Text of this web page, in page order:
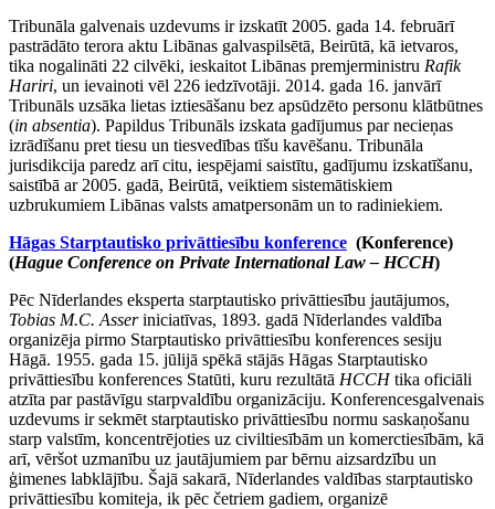
Tribunāla galvenais uzdevums ir izskatīt 2005. gada 14. februārī
pastrādāto terora aktu Libānas galvaspilsētā, Beirūtā, kā ietvaros,
tika nogalināti 22 cilvēki, ieskaitot Libānas premjerministru Rafik
Hariri, un ievainoti vēl 226 iedzīvotāji. 2014. gada 16. janvārī
Tribunāls uzsāka lietas iztiesāšanu bez apsūdzēto personu klātbūtnes
(in absentia). Papildus Tribunāls izskata gadījumus par necieņas
izrādīšanu pret tiesu un tiesvedības tīšu kavēšanu. Tribunāla
jurisdikcija paredz arī citu, iespējami saistītu, gadījumu izskatīšanu,
saistībā ar 2005. gadā, Beirūtā, veiktiem sistemātiskiem
uzbrukumiem Libānas valsts amatpersonām un to radiniekiem.
Hāgas Starptautisko privāttiesību konference (Konference)
(Hague Conference on Private International Law – HCCH)
Pēc Nīderlandes eksperta starptautisko privāttiesību jautājumos,
Tobias M.C. Asseriniciatīvas, 1893. gadā Nīderlandes valdība
organizēja pirmo Starptautisko privāttiesību konferences sesiju
Hāgā. 1955. gada 15. jūlijā spēkā stājās Hāgas Starptautisko
privāttiesību konferences Statūti, kuru rezultātā HCCHtika oficiāli
atzīta par pastāvīgu starpvaldību organizāciju. Konferencesgalvenais
uzdevums ir sekmēt starptautisko privāttiesību normu saskaņošanu
starp valstīm, koncentrējoties uz civiltiesībām un komerctiesībām, kā
arī, vēršot uzmanību uz jautājumiem par bērnu aizsardzību un
ģimenes labklājību. Šajā sakarā, Nīderlandes valdības starptautisko
privāttiesību komiteja, ik pēc četriem gadiem, organizē